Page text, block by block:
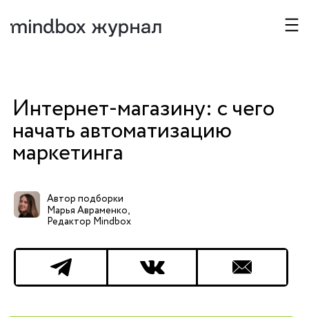
Интернет-магазину: с чего
начать автоматизацию
маркетинга
Автор подборки
Марья Авраменко,
Редактор Mindbox
поможем выбрать тариф и ответим
оформлением подписки можно
бесплатно.
Ваше имя
Эл. почта
Телефон